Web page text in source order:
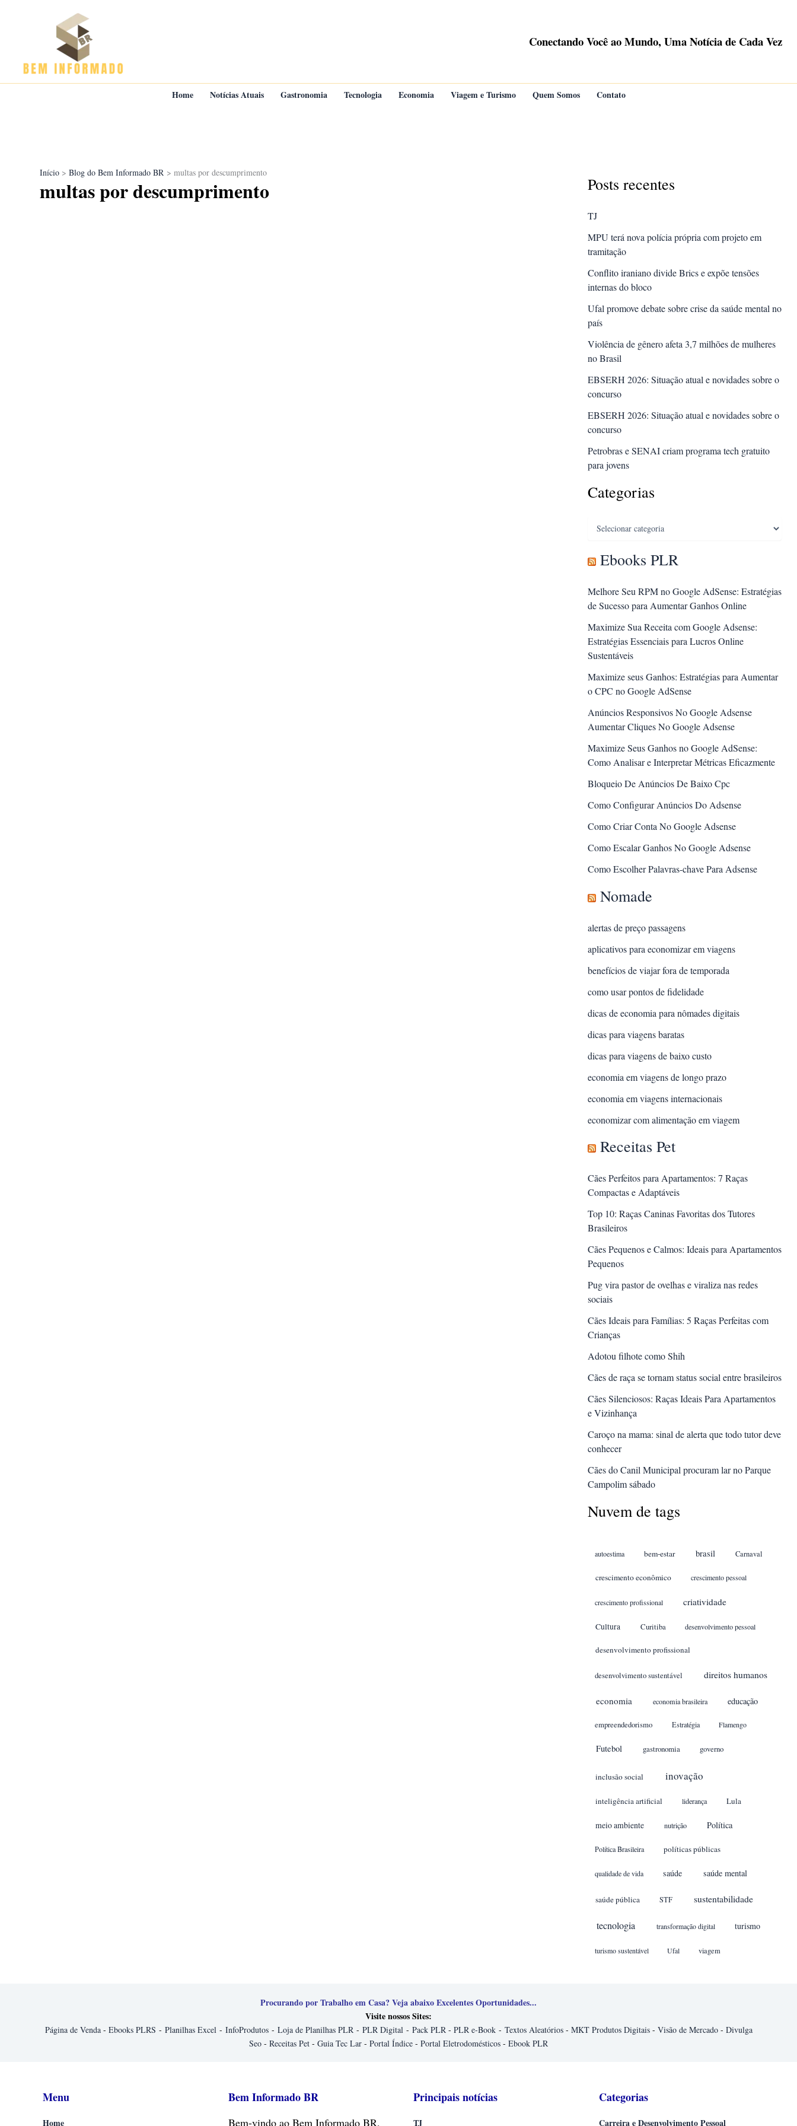
Conectando Você ao Mundo, Uma Notícia de Cada Vez
Home Notícias Atuais Gastronomia Tecnologia Economia Viagem e Turismo Quem Somos Contato
Início Blog do Bem Informado BR multas por descumprimento
multas por descumprimento Posts recentes
TJ
MPU terá nova polícia própria com projeto em
tramitação
Conflito iraniano divide Brics e expõe tensões
internas do bloco
Ufal promove debate sobre crise da saúde mental no
país
Violência de gênero afeta 3,7 milhões de mulheres
no Brasil
EBSERH 2026: Situação atual e novidades sobre o
concurso
EBSERH 2026: Situação atual e novidades sobre o
concurso
Petrobras e SENAI criam programa tech gratuito
para jovens
Categorias
Ebooks PLR
Melhore Seu RPM no Google AdSense: Estratégias
de Sucesso para Aumentar Ganhos Online
Maximize Sua Receita com Google Adsense:
Estratégias Essenciais para Lucros Online
Sustentáveis
Maximize seus Ganhos: Estratégias para Aumentar
o CPC no Google AdSense
Anúncios Responsivos No Google Adsense
Aumentar Cliques No Google Adsense
Maximize Seus Ganhos no Google AdSense:
Como Analisar e Interpretar Métricas Eficazmente
Bloqueio De Anúncios De Baixo Cpc
Como Configurar Anúncios Do Adsense
Como Criar Conta No Google Adsense
Como Escalar Ganhos No Google Adsense
Como Escolher Palavras-chave Para Adsense
Nomade
alertas de preço passagens
aplicativos para economizar em viagens
benefícios de viajar fora de temporada
como usar pontos de fidelidade
dicas de economia para nômades digitais
dicas para viagens baratas
dicas para viagens de baixo custo
economia em viagens de longo prazo
economia em viagens internacionais
economizar com alimentação em viagem
Receitas Pet
Cães Perfeitos para Apartamentos: 7 Raças
Compactas e Adaptáveis
Top 10: Raças Caninas Favoritas dos Tutores
Brasileiros
Cães Pequenos e Calmos: Ideais para Apartamentos
Pequenos
Pug vira pastor de ovelhas e viraliza nas redes
sociais
Cães Ideais para Famílias: 5 Raças Perfeitas com
Crianças
Adotou filhote como Shih
Cães de raça se tornam status social entre brasileiros
Cães Silenciosos: Raças Ideais Para Apartamentos
e Vizinhança
Caroço na mama: sinal de alerta que todo tutor deve
conhecer
Cães do Canil Municipal procuram lar no Parque
Campolim sábado
Nuvem de tags
autoestima bem-estar brasil Carnaval
crescimento econômico crescimento pessoal
crescimento profissional criatividade
Cultura Curitiba desenvolvimento pessoal
desenvolvimento profissional
desenvolvimento sustentável direitos humanos
economia economia brasileira educação
empreendedorismo Estratégia Flamengo
Futebol gastronomia governo
inclusão social inovação
inteligência artificial liderança Lula
meio ambiente nutrição Política
Política Brasileira políticas públicas
qualidade de vida saúde saúde mental
saúde pública STF sustentabilidade
tecnologia transformação digital turismo
turismo sustentável Ufal viagem
Procurando por Trabalho em Casa? Veja abaixo Excelentes Oportunidades...
Visite nossos Sites:
Página de Venda- Ebooks PLRS - Planilhas Excel- InfoProdutos- Loja de Planilhas PLR- PLR Digital- Pack PLR- PLR e-Book- Textos Aleatórios- MKT Produtos Digitais- Visão de Mercado- Divulga
Seo - Receitas Pet - Guia Tec Lar - Portal Índice - Portal Eletrodomésticos - Ebook PLR
Menu
Home
Bem Informado BR
Bem-vindoao Bem Informado BR,
Principais notícias
TJ
Categorias
Carreira e Desenvolvimento Pessoal